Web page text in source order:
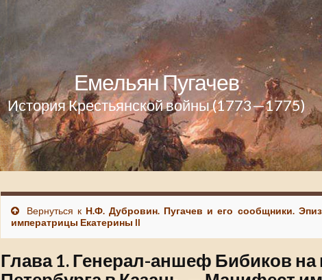
Емельян Пугачев
История Крестьянской войны (1773—1775)
Вернуться к Н.Ф. Дубровин. Пугачев и его сообщники.
императрицы Екатерины II
Глава 1. Генерал-аншеф Бибиков на